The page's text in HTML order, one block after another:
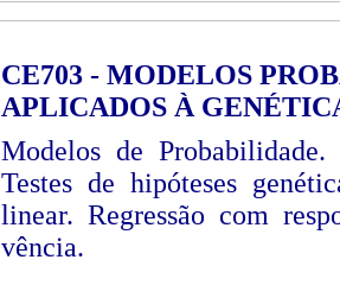
CE703 - MODELOS
APLICADOS À
Modelos de Probabilidade.
Testes de hipóteses
linear. Regressão com
vência.